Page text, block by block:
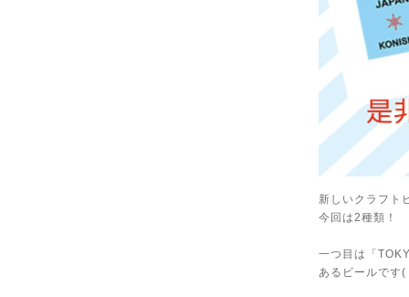
新しいクラフト
今回は2種類！
一つ目は「
あるビールです